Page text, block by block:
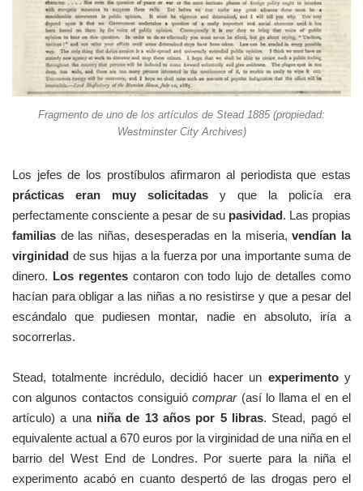
Fragmento de uno de los artículos de Stead 1885 (propiedad:
Westminster City Archives)
Los jefes de los prostíbulos afirmaron al periodista que estas
prácticas eran muy solicitadas y que la policía era
perfectamente consciente a pesar de su pasividad. Las propias
familias de las niñas, desesperadas en la miseria,vendían la
virginidad de sus hijas a la fuerza por una importante suma de
dinero. Los regentes contaron con todo lujo de detalles como
hacían para obligar a las niñas a no resistirse y que a pesar del
escándalo que pudiesen montar, nadie en absoluto, iría a
socorrerlas.
Stead, totalmente incrédulo, decidió hacer un experimentoy
con algunos contactos consiguiócomprar(así lo llama el en el
artículo) a una niña de 13 años por 5 libras. Stead, pagó el
equivalente actual a 670 euros por la virginidad de una niña en el
barrio del West End de Londres. Por suerte para la niña el
experimento acabó en cuanto despertó de las drogas pero el